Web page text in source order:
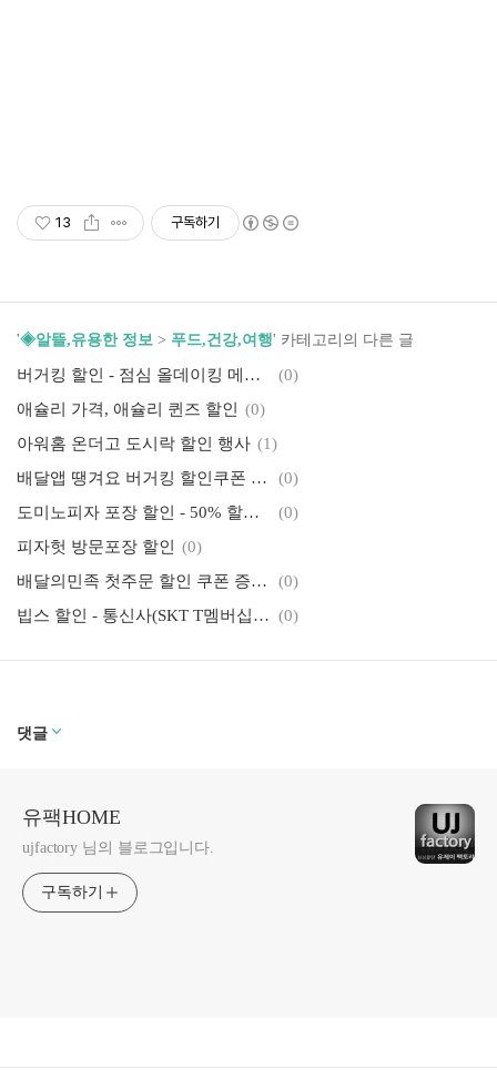
13 구독하기
'◈알뜰,유용한 정보 > 푸드,건강,여행' 카테고리의 다른 글
버거킹 할인 - 점심 올데이킹 메뉴 및 가격, 와퍼 프로모션, 딜리버리 배달 할인
(0)
애슐리 가격, 애슐리 퀸즈 할인
(0)
아워홈 온더고 도시락 할인 행사 (1)
배달앱 땡겨요 버거킹 할인쿠폰 증정 이벤트
(0)
도미노피자 포장 할인 - 50% 할인 카드, 방문포장 1+1 이벤트
(0)
피자헛 방문포장 할인
(0)
배달의민족 첫주문 할인 쿠폰 증정 이벤트
(0)
빕스 할인 - 통신사(SKT T멤버십, KT멤버십), 제휴카드, 이벤트 (0)
댓글
유팩HOME
ujfactory 님의 블로그입니다.
구독하기